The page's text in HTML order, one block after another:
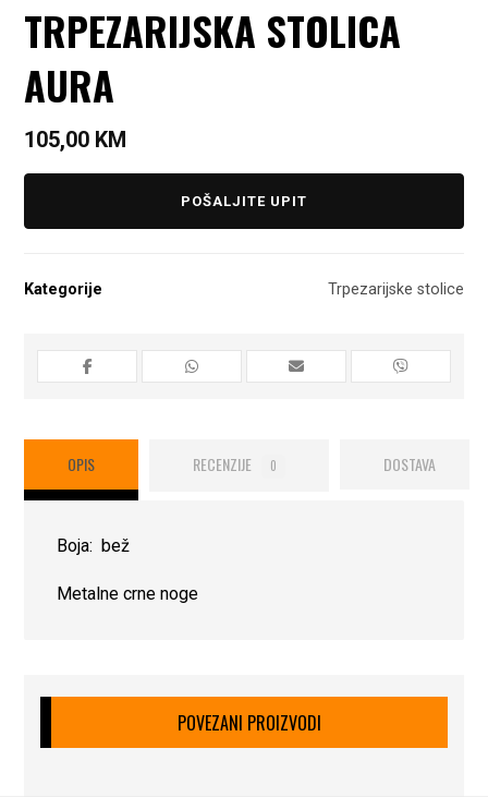
TRPEZARIJSKA STOLICA
AURA
105,00 KM
POŠALJITE UPIT
Kategorije Trpezarijske stolice
OPIS RECENZIJE 0 DOSTAVA
Boja: bež
Metalne crne noge
POVEZANI PROIZVODI